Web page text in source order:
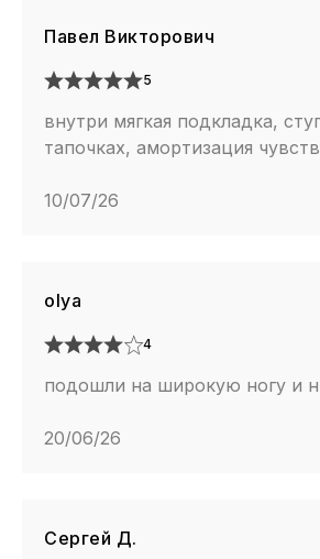
Павел Викторович
5
внутри мягкая подкладка,
тапочках, амортизация
10/07/26
olya
4
подошли на широкую ногу и
20/06/26
Сергей Д.